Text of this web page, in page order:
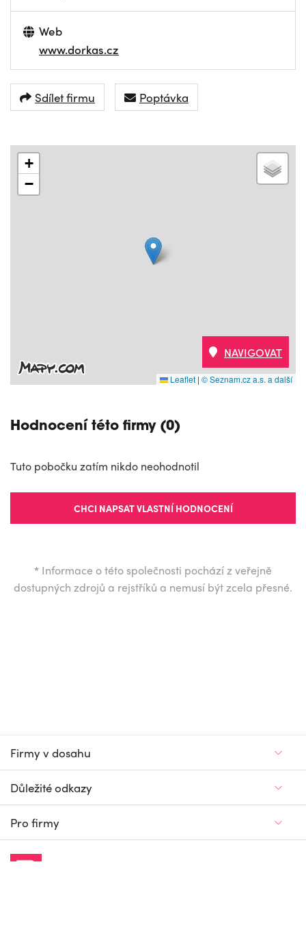
Web
www.dorkas.cz
Sdílet firmu Poptávka
+
−
Leaflet | © Seznam.cz a.s. a další
NAVIGOVAT
Hodnocení této firmy (0)
Tuto pobočku zatím nikdo neohodnotil
CHCI NAPSAT VLASTNÍ HODNOCENÍ
* Informace o této společnosti pochází z veřejně
dostupných zdrojů a rejstříků a nemusí být zcela přesné.
Firmy v dosahu
Důležité odkazy
Pro firmy